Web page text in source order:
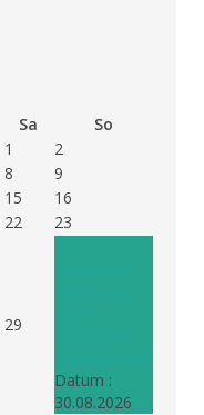
Sa
So
1
2
8
9
15
16
22 23
29
Datum :
30.08.2026